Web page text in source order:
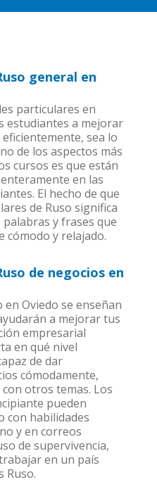
general en
particulares en
estudiantes a mejorar
sea lo
de los aspectos más
cursos es que están
en las
El hecho de que
de Ruso significa
y frases que
cómodo y relajado.
de negocios en
Oviedo se enseñan
a mejorar tus
empresarial
en qué nivel
de dar
cómodamente,
otros temas. Los
pueden
con habilidades
y en correos
de supervivencia,
en un país
Ruso.